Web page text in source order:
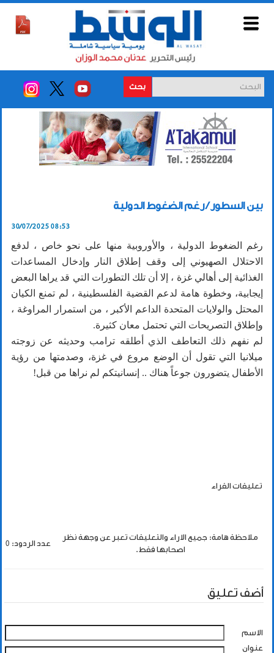
بحث
بين السطور / رغم الضغوط الدولية
30/07/2025 08:53
رغم الضغوط الدولية ، والأوروبية منها على نحو خاص ، لدفع
الاحتلال الصهيوني إلى وقف إطلاق النار وإدخال المساعدات
الغذائية إلى أهالي غزة ، إلا أن تلك التطورات التي قد يراها البعض
إيجابية، وخطوة هامة لدعم القضية الفلسطينية ، لم تمنع الكيان
المحتل والولايات المتحدة الداعم الأكبر ، من استمرار المراوغة ،
وإطلاق التصريحات التي تحتمل معان كثيرة.
لم نفهم ذلك التعاطف الذي أطلقه ترامب وحديثه عن زوجته
ميلانيا التي تقول أن الوضع مروع في غزة، وصدمتها من رؤية
الأطفال يتضورون جوعاً هناك .. إنسانيتكم لم نراها من قبل!
تعليقات القراء
ملاحظة هامة: جميع الاراء والتعليقات تعبر عن وجهة نظر
اصحابها فقط.
عدد الردود: 0
أضف تعليق
الاسم
عنوان